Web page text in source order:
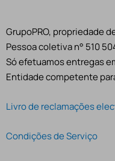
GrupoPRO, propriedade
Pessoa coletiva n° 510
Só efetuamos entregas
Entidade competente
Livro de reclamações
Condições de Serviço